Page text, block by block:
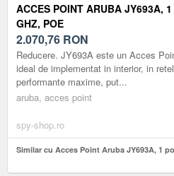
ACCES POINT ARUBA JY693A,
GHZ, POE
2.070,76 RON
Reducere. JY693A este un Acces
ideal de implementat in interior, in
performante maxime, put...
aruba, acces point
spy-shop.ro
Similar cu Acces Point Aruba JY693A, 1